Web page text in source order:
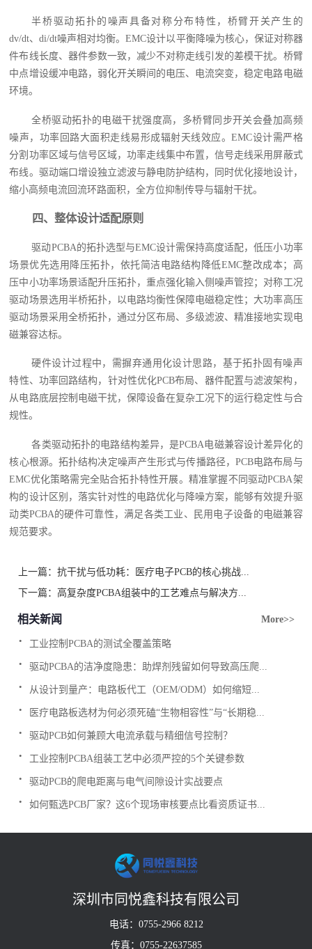
半桥驱动拓扑的噪声具备对称分布特性，桥臂开关产生的
dv/dt、di/dt噪声相对均衡。EMC设计以平衡降噪为核心，保证对称器
件布线长度、器件参数一致，减少不对称走线引发的差模干扰。桥臂
中点增设缓冲电路，弱化开关瞬间的电压、电流突变，稳定电路电磁
环境。
全桥驱动拓扑的电磁干扰强度高，多桥臂同步开关会叠加高频
噪声，功率回路大面积走线易形成辐射天线效应。EMC设计需严格
分割功率区域与信号区域，功率走线集中布置，信号走线采用屏蔽式
布线。驱动端口增设独立滤波与静电防护结构，同时优化接地设计，
缩小高频电流回流环路面积，全方位抑制传导与辐射干扰。
四、整体设计适配原则
驱动PCBA的拓扑选型与EMC设计需保持高度适配，低压小功率
场景优先选用降压拓扑，依托简洁电路结构降低EMC整改成本；高
压中小功率场景适配升压拓扑，重点强化输入侧噪声管控；对称工况
驱动场景选用半桥拓扑，以电路均衡性保障电磁稳定性；大功率高压
驱动场景采用全桥拓扑，通过分区布局、多级滤波、精准接地实现电
磁兼容达标。
硬件设计过程中，需摒弃通用化设计思路，基于拓扑固有噪声
特性、功率回路结构，针对性优化PCB布局、器件配置与滤波架构，
从电路底层控制电磁干扰，保障设备在复杂工况下的运行稳定性与合
规性。
各类驱动拓扑的电路结构差异，是PCBA电磁兼容设计差异化的
核心根源。拓扑结构决定噪声产生形式与传播路径，PCB电路布局与
EMC优化策略需完全贴合拓扑特性开展。精准掌握不同驱动PCBA架
构的设计区别，落实针对性的电路优化与降噪方案，能够有效提升驱
动类PCBA的硬件可靠性，满足各类工业、民用电子设备的电磁兼容
规范要求。
上一篇：抗干扰与低功耗：医疗电子PCB的核心挑战...
下一篇： 高复杂度PCBA组装中的工艺难点与解决方...
相关新闻 More>>
工业控制PCBA的测试全覆盖策略
.
驱动PCBA的洁净度隐患：助焊剂残留如何导致高压爬...
.
从设计到量产：电路板代工（OEM/ODM）如何缩短...
.
医疗电路板选材为何必须死磕“生物相容性”与“长期稳...
.
驱动PCB如何兼顾大电流承载与精细信号控制？
.
工业控制PCBA组装工艺中必须严控的5个关键参数
.
驱动PCB的爬电距离与电气间隙设计实战要点
.
如何甄选PCB厂家？这6个现场审核要点比看资质证书...
.
深圳市同悦鑫科技有限公司
电话：0755-2966 8212
传真：0755-22637585